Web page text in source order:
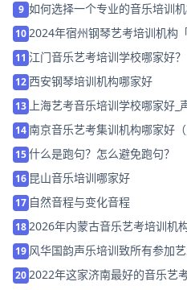
9 如何选择一个专业的音乐培训机
102024年宿州钢琴艺考培训机构
11 江门音乐艺考培训学校哪家好？
12西安钢琴培训机构哪家好
13 上海艺考音乐培训学校哪家好_
14南京音乐艺考集训机构哪家好（
15什么是跑句？怎么避免跑句？
16 昆山音乐培训哪家好
17 自然音程与变化音程
182026年内蒙古音乐艺考培训机
生」
19 风华国韵声乐培训致所有参加
202022年这家济南最好的音乐艺